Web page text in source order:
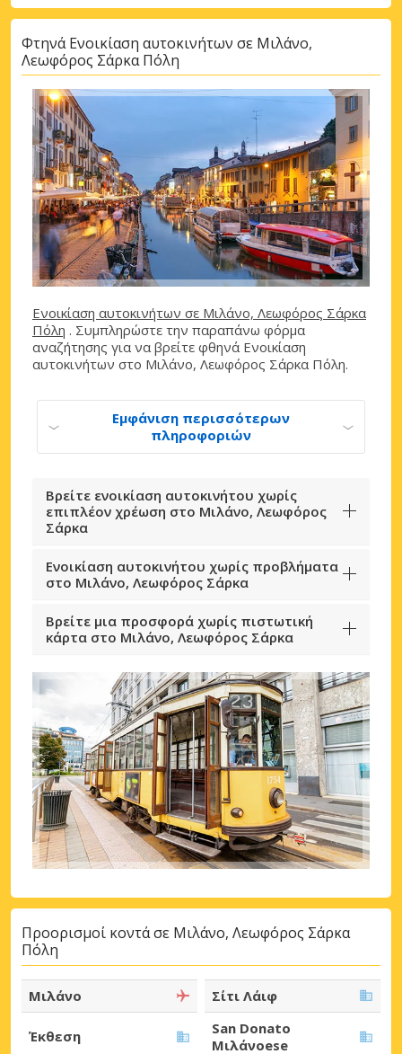
Φτηνά Ενοικίαση αυτοκινήτων σε Μιλάνο,
Λεωφόρος Σάρκα Πόλη
Ενοικίαση αυτοκινήτων σε Μιλάνο, Λεωφόρος Σάρκα
Πόλη . Συμπληρώστε την παραπάνω φόρμα
αναζήτησης για να βρείτε φθηνά Ενοικίαση
αυτοκινήτων στο Μιλάνο, Λεωφόρος Σάρκα Πόλη.
Εμφάνιση περισσότερων
πληροφοριών
Βρείτε ενοικίαση αυτοκινήτου χωρίς
επιπλέον χρέωση στο Μιλάνο, Λεωφόρος
Σάρκα
Ενοικίαση αυτοκινήτου χωρίς προβλήματα
στο Μιλάνο, Λεωφόρος Σάρκα
Βρείτε μια προσφορά χωρίς πιστωτική
κάρτα στο Μιλάνο, Λεωφόρος Σάρκα
Προορισμοί κοντά σε Μιλάνο, Λεωφόρος Σάρκα
Πόλη
Μιλάνο Σίτι Λάιφ
Έκθεση
San Donato
Μιλάνοese